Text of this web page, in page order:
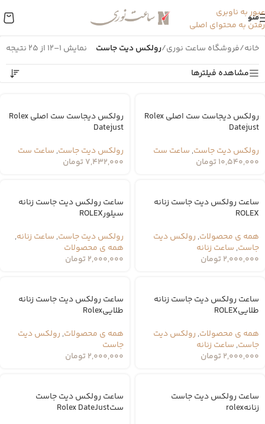
عبور به ناوبری
رفتن به محتوای اصلی
منو
خانه/فروشگاه ساعت نوری/رولکس دیت جاست
نمایش 1–12 از 25 نتیجه
مشاهده فیلترها
رولکس دیجاست ست اصلی Rolex
Datejust
رولکس دیت جاست, ساعت ست
10,540,000تومان
رولکس دیجاست ست اصلی Rolex
Datejust
رولکس دیت جاست, ساعت ست
7,432,000تومان
ساعت رولکس دیت جاست زنانه
ROLEX
همه ی محصولات, رولکس دیت
جاست, ساعت زنانه
2,000,000تومان
ساعت رولکس دیت جاست زنانه
سیلورROLEX
رولکس دیت جاست, ساعت زنانه,
همه ی محصولات
2,000,000تومان
ساعت رولکس دیت جاست زنانه
طلاییROLEX
همه ی محصولات, رولکس دیت
جاست, ساعت زنانه
2,000,000تومان
ساعت رولکس دیت جاست زنانه
طلاییRolex
همه ی محصولات, رولکس دیت
جاست
2,000,000تومان
ساعت رولکس دیت جاست
زنانهrolex
ساعت رولکس دیت جاست
ستRolex DateJust